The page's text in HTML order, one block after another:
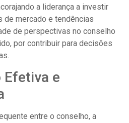
a liderança a investir
mercado e tendências
de perspectivas no conselho
por contribuir para decisões
Efetiva e
entre o conselho, a